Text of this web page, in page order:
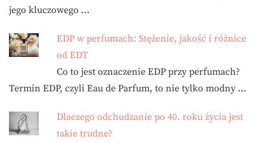
jego kluczowego …
EDP w perfumach: Stężenie, jakość i różnice
od EDT
Co to jest oznaczenie EDP przy perfumach?
Termin EDP, czyli Eau de Parfum, to nie tylko modny …
Dlaczego odchudzanie po 40. roku życia jest
takie trudne?